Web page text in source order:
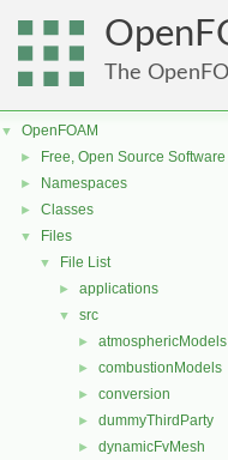
The
▼ OpenFOAM
► Free, Open Source
► Namespaces
► Classes
▼ Files
▼ File List
► applications
▼ src
► atmosphericModels
► combustionModels
► conversion
► dummyThirdParty
► dynamicFvMesh